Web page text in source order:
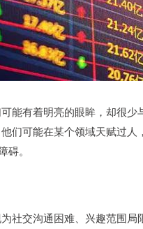
能有着明亮的眼眸，却很
们可能在某个领域天赋过
。
社交沟通困难、兴趣范围
1.42% 沪深